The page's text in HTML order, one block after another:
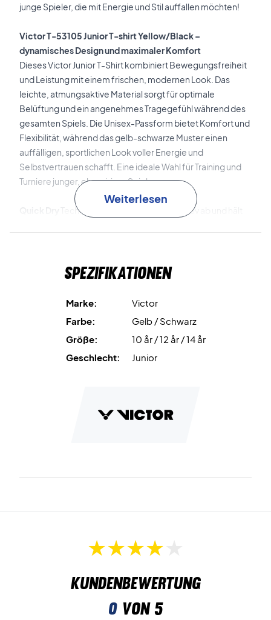
junge Spieler, die mit Energie und Stil auffallen möchten!
Victor T-53105 Junior T-shirt Yellow/Black –
dynamisches Design und maximaler Komfort
Dieses Victor Junior T-Shirt kombiniert Bewegungsfreiheit
und Leistung mit einem frischen, modernen Look. Das
leichte, atmungsaktive Material sorgt für optimale
Belüftung und ein angenehmes Tragegefühl während des
gesamten Spiels. Die Unisex-Passform bietet Komfort und
Flexibilität, während das gelb-schwarze Muster einen
auffälligen, sportlichen Look voller Energie und
Selbstvertrauen schafft. Eine ideale Wahl für Training und
Turniere junger, ehrgeiziger Spieler.
Technologie leitet Schweiß effektiv ab und hält
verhindert Einlaufen – Wäsche für Wäsche.
Spiele mit Tempo und Selbstvertrauen – bestelle dein
Farbe: Gelb/Schwarz.
Material: 100% recyceltes Polyester.
Weiterlesen
Spezifikationen
Marke:
Victor
Farbe:
Gelb / Schwarz
Größe:
10 år / 12 år / 14 år
Geschlecht:
Junior
Kundenbewertung
0von 5